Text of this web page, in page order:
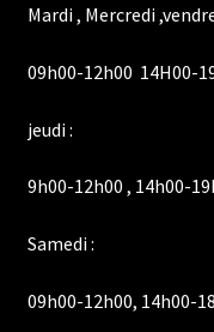
Mardi , Mercredi
09h00-12h00 14H00-
jeudi :
9h00-12h00 , 14h00-
Samedi :
09h00-12h00, 14h00-